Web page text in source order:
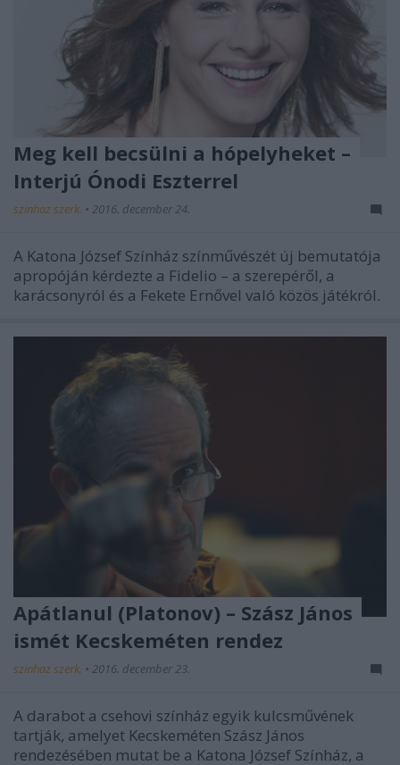
Meg kell becsülni a hópelyheket –
Interjú Ónodi Eszterrel
szinhaz szerk. • 2016. december 24.
A Katona József Színház színművészét új bemutatója
apropóján kérdezte a Fidelio – a szerepéről, a
karácsonyról és a Fekete Ernővel való közös játékról.
Apátlanul (Platonov) – Szász János
ismét Kecskeméten rendez
szinhaz szerk. • 2016. december 23.
A darabot a csehovi színház egyik kulcsművének
tartják, amelyet Kecskeméten Szász János
rendezésében mutat be a Katona József Színház, a